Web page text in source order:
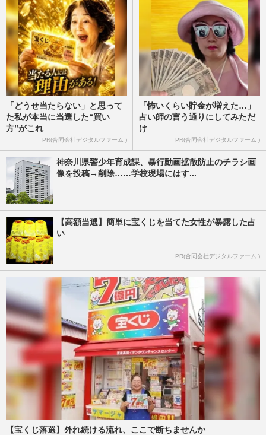
「どうせ当たらない」と思って
た私が本当に当選した“買い
方”がこれ
PR(合同会社デジタルファーム )
「怖いくらい貯金が増えた…」
占い師の言う通りにしてみただ
け
PR(合同会社デジタルファーム )
神奈川県警少年育成課、暴行動画拡散防止のチラシ画
像を投稿→削除……学校現場にはす...
【高額当選】簡単に宝くじを当てた女性が暴露した占
い
PR(合同会社デジタルファーム )
【宝くじ落選】外れ続ける流れ、ここで断ちませんか